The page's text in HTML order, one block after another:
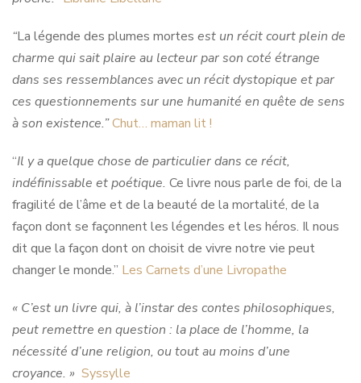
“La légende des plumes mortes est un récit court plein de
charme qui sait plaire au lecteur par son coté étrange
dans ses ressemblances avec un récit dystopique et par
ces questionnements sur une humanité en quête de sens
à son existence.”Chut… maman lit !
“Il y a quelque chose de particulier dans ce récit,
indéfinissable et poétique. Ce livre nous parle de foi, de la
fragilité de l’âme et de la beauté de la mortalité, de la
façon dont se façonnent les légendes et les héros. Il nous
dit que la façon dont on choisit de vivre notre vie peut
changer le monde.” Les Carnets d’une Livropathe
« C’est un livre qui, à l’instar des contes philosophiques,
peut remettre en question : la place de l’homme, la
nécessité d’une religion, ou tout au moins d’une
croyance. » Syssylle